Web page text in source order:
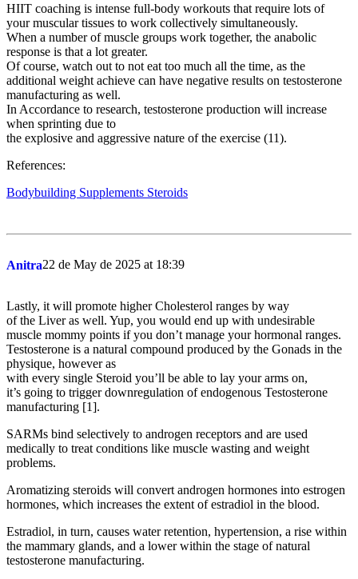
HIIT coaching is intense full-body workouts that require lots of
your muscular tissues to work collectively simultaneously.
When a number of muscle groups work together, the anabolic
response is that a lot greater.
Of course, watch out to not eat too much all the time, as the
additional weight achieve can have negative results on testosterone
manufacturing as well.
In Accordance to research, testosterone production will increase
when sprinting due to
the explosive and aggressive nature of the exercise (11).
References:
Bodybuilding Supplements Steroids
Anitra22 de May de 2025 at 18:39
Lastly, it will promote higher Cholesterol ranges by way
of the Liver as well. Yup, you would end up with undesirable
muscle mommy points if you don’t manage your hormonal ranges.
Testosterone is a natural compound produced by the Gonads in the
physique, however as
with every single Steroid you’ll be able to lay your arms on,
it’s going to trigger downregulation of endogenous Testosterone
manufacturing [1].
SARMs bind selectively to androgen receptors and are used
medically to treat conditions like muscle wasting and weight
problems.
Aromatizing steroids will convert androgen hormones into estrogen
hormones, which increases the extent of estradiol in the blood.
Estradiol, in turn, causes water retention, hypertension, a rise within
the mammary glands, and a lower within the stage of natural
testosterone manufacturing.